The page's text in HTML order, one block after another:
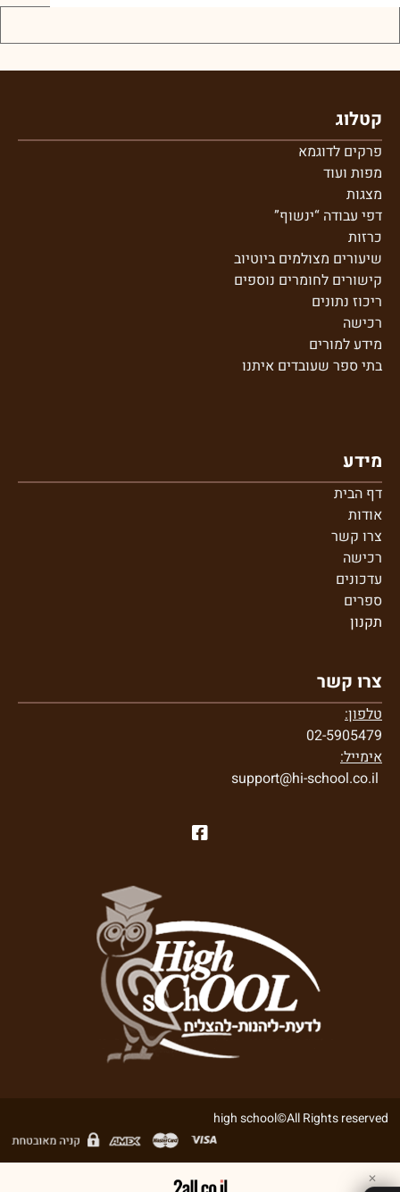
קטלוג
פרקים לדוגמא
מפות ועוד
מצגות
דפי עבודה “ינשוף”
כרזות
שיעורים מצולמים ביוטיוב
קישורים לחומרים נוספים
ריכוז נתונים
רכישה
מידע למורים
בתי ספר שעובדים איתנו
מידע
דף הבית
אודות
צרו קשר
רכישה
עדכונים
ספרים
תקנון
צרו קשר
טלפון:
02-5905479
אימייל:
support@hi-school.co.il
✕